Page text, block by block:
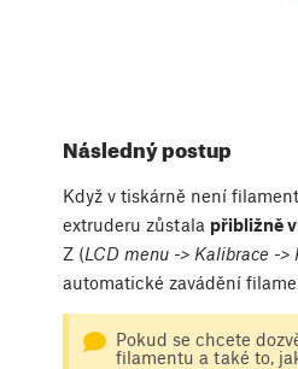
Následný postup
Když v tiskárně není
extruderu zůstala přibližně
Z (LCD menu -> Kalibrace ->
automatické zavádění
Pokud se chcete
filamentu a také to,